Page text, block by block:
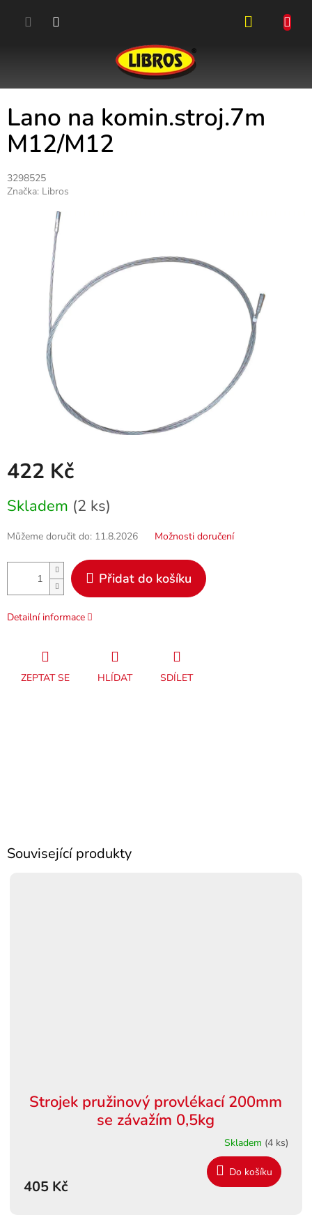
Lano na komin.stroj.7m
M12/M12
3298525
Značka: Libros
422 Kč
cena:
Skladem (2 ks)
Můžeme doručit do: 11.8.2026 Možnosti doručení
Přidat do košíku
Detailní informace
ZEPTAT SE HLÍDAT SDÍLET
Související produkty
Strojek pružinový provlékací 200mm
se závažím 0,5kg
Skladem (4 ks)
405 Kč
Do košíku